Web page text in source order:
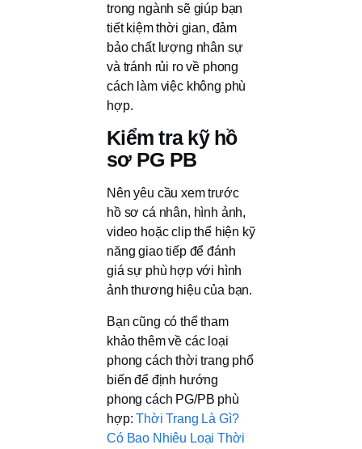
trong ngành sẽ giúp bạn
tiết kiệm thời gian, đảm
bảo chất lượng nhân sự
và tránh rủi ro về phong
cách làm việc không phù
hợp.
Kiểm tra kỹ hồ
sơ PG PB
Nên yêu cầu xem trước
hồ sơ cá nhân, hình ảnh,
video hoặc clip thể hiện kỹ
năng giao tiếp để đánh
giá sự phù hợp với hình
ảnh thương hiệu của bạn.
Bạn cũng có thể tham
khảo thêm về các loại
phong cách thời trang phổ
biến để định hướng
phong cách PG/PB phù
hợp:Thời Trang Là Gì?
Có Bao Nhiêu Loại Thời